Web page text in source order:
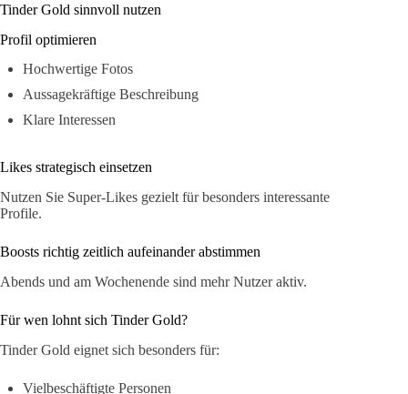
Tinder Gold sinnvoll nutzen
Profil optimieren
Hochwertige Fotos
Aussagekräftige Beschreibung
Klare Interessen
Likes strategisch einsetzen
Nutzen Sie Super-Likes gezielt für besonders interessante
Profile.
Boosts richtig zeitlich aufeinander abstimmen
Abends und am Wochenende sind mehr Nutzer aktiv.
Für wen lohnt sich Tinder Gold?
Tinder Gold eignet sich besonders für:
Vielbeschäftigte Personen